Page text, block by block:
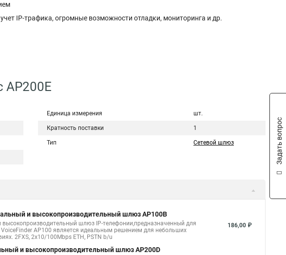
IP-трафика, огромные возможности отладки, мониторинга и др.
AP200E
Единица измерения шт.
Кратность поставки 1
Тип Сетевой шлюз
и высокопроизводительный шлюз AP100B
шлюз IP-телефонии,предназначенный для
AP100 является идеальным решением для небольших
2FXS, 2x10/100Mbps ETH, PSTN b/u
186,00 ₽
и высокопроизводительный шлюз AP200D
Задать вопрос